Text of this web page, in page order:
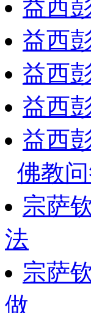
益西
益西
益西
益西
益西
佛教
宗萨
法
宗萨
做